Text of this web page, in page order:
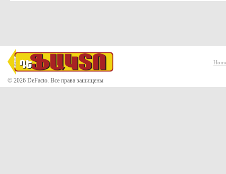
© 2026 DeFacto. Все права защищены